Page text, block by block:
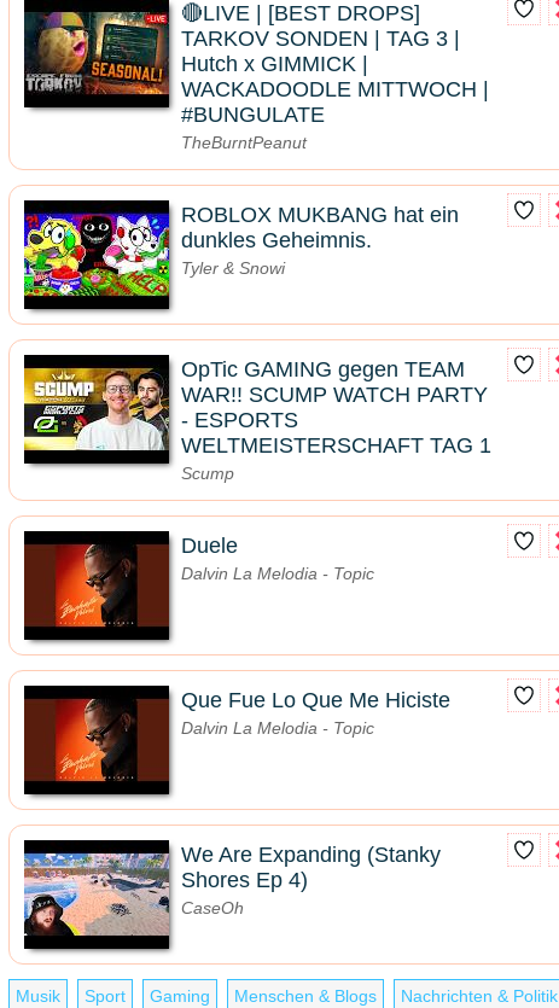
🔴LIVE | [BEST DROPS]
TARKOV SONDEN | TAG 3 |
Hutch x GIMMICK |
WACKADOODLE MITTWOCH |
#BUNGULATE
TheBurntPeanut
ROBLOX MUKBANG hat ein
dunkles Geheimnis.
Tyler & Snowi
OpTic GAMING gegen TEAM
WAR!! SCUMP WATCH PARTY
- ESPORTS
WELTMEISTERSCHAFT TAG 1
Scump
Duele
Dalvin La Melodia - Topic
Que Fue Lo Que Me Hiciste
Dalvin La Melodia - Topic
We Are Expanding (Stanky
Shores Ep 4)
CaseOh
Musik Sport Gaming Menschen & Blogs Nachrichten & Politik